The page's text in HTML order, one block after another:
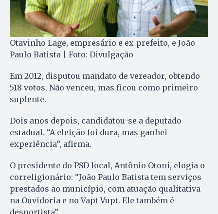
Otavinho Lage, empresário e ex-prefeito, e João
Paulo Batista | Foto: Divulgação
Em 2012, disputou mandato de vereador, obtendo
518 votos. Não venceu, mas ficou como primeiro
suplente.
Dois anos depois, candidatou-se a deputado
estadual. “A eleição foi dura, mas ganhei
experiência”, afirma.
O presidente do PSD local, Antônio Otoni, elogia o
correligionário: “João Paulo Batista tem serviços
prestados ao município, com atuação qualitativa
na Ouvidoria e no Vapt Vupt. Ele também é